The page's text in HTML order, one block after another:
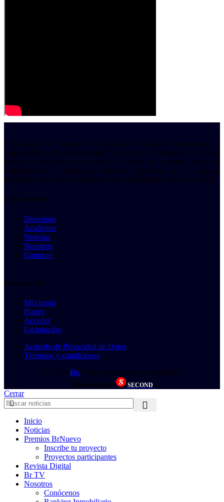
Impulsamos la industria inmobiliaria del Ecuador conectando a
consumidores con profesionales del sector y difundiendo su amplia
oferta de productos y servicios. A través de nuestro medio de
comunicación, visibilizamos talentos, proyectos y el impacto
económico del sector, inspirando con contenido de valor y eventos.
Links de interés
Directorio
Academia
Noticias
Nosotros
Contacto
Membresía Br
Mi cuenta
Planes
Acceder
Facturación
Acuerdo de Privacidad de Datos
Términos y condiciones
© 2025 Br.Todos los derechos reservados.
Diseñado por
SECOND
Cerrar
Inicio
Noticias
Premios BrNuevo
Inscribe tu proyecto
Proyectos participantes
Revista Digital
Br TV
Nosotros
Conócenos